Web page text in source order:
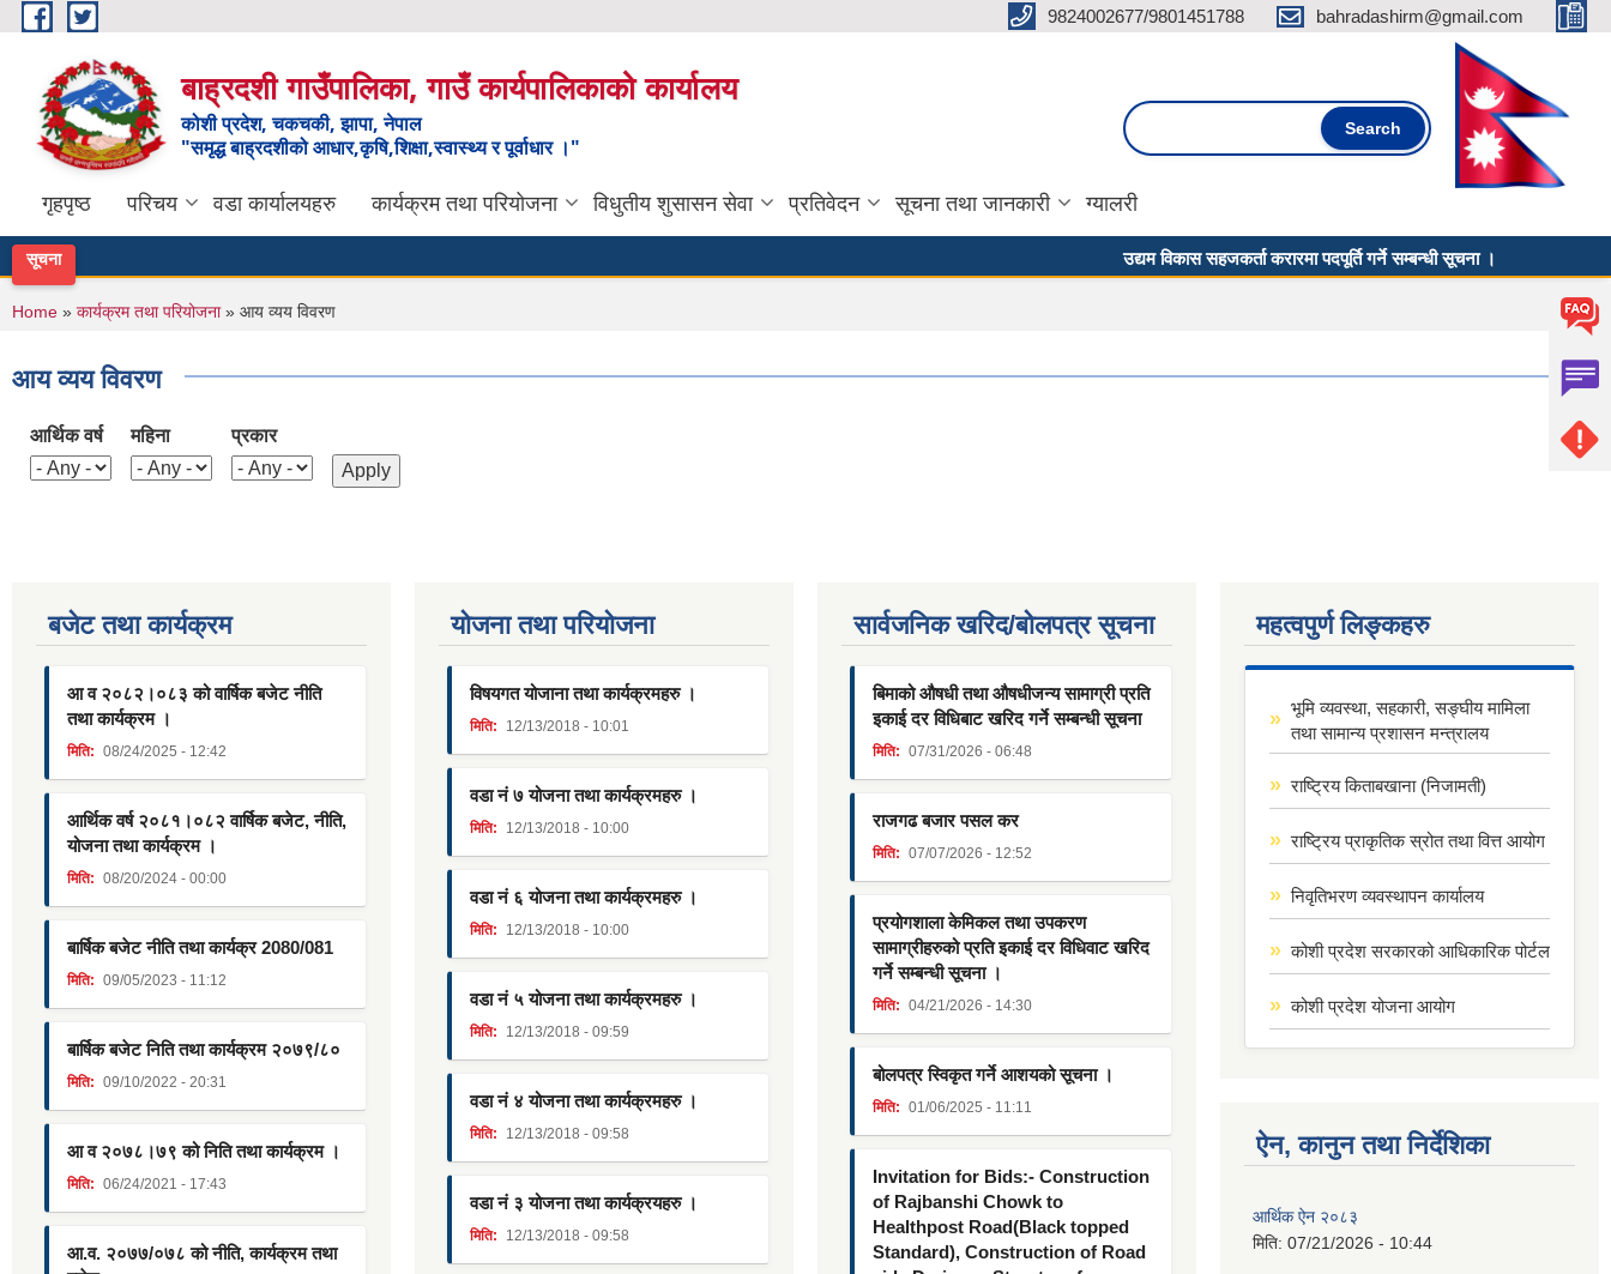
Skip to main content 9824002677/9801451788 bahradashirm@gmail.com
बाह्रदशी गाउँपालिका, गाउँ कार्यपालिकाको कार्यालय
कोशी प्रदेश, चकचकी, झापा, नेपाल
"समृद्ध बाह्रदशीको आधार,कृषि,शिक्षा,स्वास्थ्य र पूर्वाधार ।"
Search form
गृहपृष्ठ परिचय वडा कार्यालयहरु कार्यक्रम तथा परियोजना विधुतीय शुसासन सेवा प्रतिवेदन सूचना तथा जानकारी ग्यालरी
सूचना उद्यम विकास सहजकर्ता करारमा पदपूर्ति गर्ने सम्बन्धी सूचना ।
You are here
Home » कार्यक्रम तथा परियोजना» आय व्यय विवरण
आय व्यय विवरण
आर्थिक वर्ष महिना प्रकार
बजेट तथा कार्यक्रम
आ व २०८२।०८३ को वार्षिक बजेट नीति
तथा कार्यक्रम ।
मिति: 08/24/2025 - 12:42
आर्थिक वर्ष २०८१।०८२ वार्षिक बजेट, नीति,
योजना तथा कार्यक्रम ।
मिति: 08/20/2024 - 00:00
बार्षिक बजेट नीति तथा कार्यक्र 2080/081
मिति: 09/05/2023 - 11:12
बार्षिक बजेट निति तथा कार्यक्रम २०७९/८०
मिति: 09/10/2022 - 20:31
आ व २०७८।७९ को निति तथा कार्यक्रम ।
मिति: 06/24/2021 - 17:43
आ.व. २०७७/०७८ को नीति, कार्यक्रम तथा
याेजना तथा परियाेजना
विषयगत योजाना तथा कार्यक्रमहरु ।
मिति: 12/13/2018 - 10:01
वडा नं ७ योजना तथा कार्यक्रमहरु ।
मिति: 12/13/2018 - 10:00
वडा नं ६ योजना तथा कार्यक्रमहरु ।
मिति: 12/13/2018 - 10:00
वडा नं ५ योजना तथा कार्यक्रमहरु ।
मिति: 12/13/2018 - 09:59
वडा नं ४ योजना तथा कार्यक्रमहरु ।
मिति: 12/13/2018 - 09:58
वडा नं ३ योजना तथा कार्यक्रयहरु ।
मिति: 12/13/2018 - 09:58
सार्वजनिक खरिद/बोलपत्र सूचना
बिमाको औषधी तथा औषधीजन्य सामाग्री प्रति
इकाई दर विधिबाट खरिद गर्ने सम्बन्धी सूचना
मिति: 07/31/2026 - 06:48
राजगढ बजार पसल कर
मिति: 07/07/2026 - 12:52
प्रयोगशाला केमिकल तथा उपकरण
सामाग्रीहरुको प्रति इकाई दर विधिवाट खरिद
गर्ने सम्बन्धी सूचना ।
मिति: 04/21/2026 - 14:30
बोलपत्र स्विकृत गर्ने आशयको सूचना ।
मिति: 01/06/2025 - 11:11
Invitation for Bids:- Construction
of Rajbanshi Chowk to
Healthpost Road(Black topped
Standard), Construction of Road
महत्वपुर्ण लिङ्कहरु
भूमि व्यवस्था, सहकारी, सङ्घीय मामिला
तथा सामान्य प्रशासन मन्त्रालय
राष्ट्रिय किताबखाना (निजामती)
राष्ट्रिय प्राकृतिक स्रोत तथा वित्त आयोग
निवृतिभरण व्यवस्थापन कार्यालय
कोशी प्रदेश सरकारको आधिकारिक पोर्टल
कोशी प्रदेश योजना आयोग
ऐन, कानुन तथा निर्देशिका
आर्थिक ऐन २०८३
मिति: 07/21/2026 - 10:44